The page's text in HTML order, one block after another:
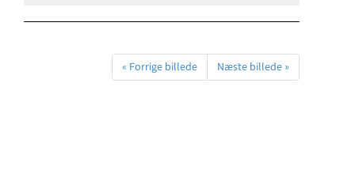
« Forrige billede Næste billede »